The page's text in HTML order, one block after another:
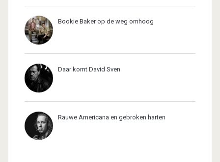
Bookie Baker op de weg omhoog
Daar komt David Sven
Rauwe Americana en gebroken harten